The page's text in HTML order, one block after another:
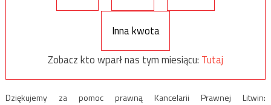
Inna kwota
Zobacz kto wparł nas tym miesiącu: Tutaj
Dziękujemy za pomoc prawną Kancelarii Prawnej Litwin: